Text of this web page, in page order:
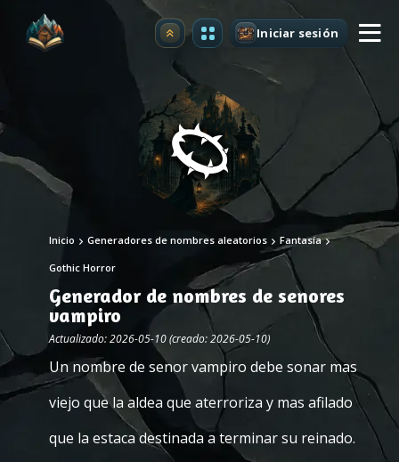
Mejorar Iniciar sesión
Inicio Generadores de nombres aleatorios Fantasía
Gothic Horror
Generador de nombres de senores
vampiro
Actualizado: 2026-05-10 (creado: 2026-05-10)
Un nombre de senor vampiro debe sonar mas
viejo que la aldea que aterroriza y mas afilado
que la estaca destinada a terminar su reinado.